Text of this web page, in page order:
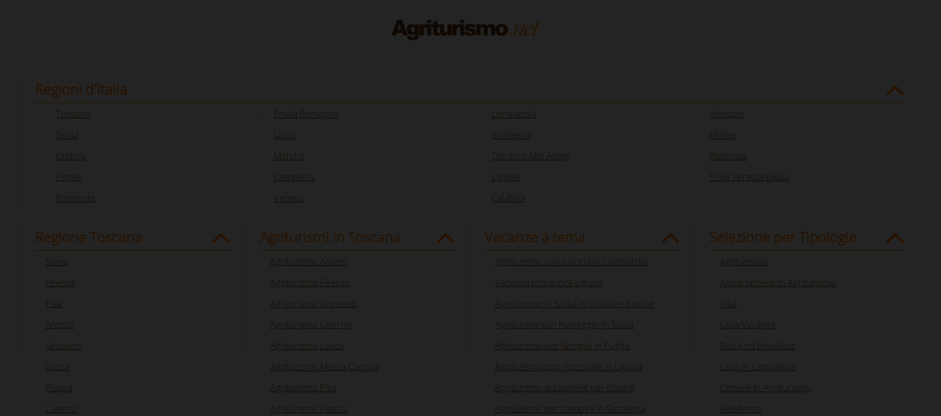
Regioni d'Italia
Toscana
Sicilia
Umbria
Puglia
Piemonte
Emilia Romagna
Lazio
Marche
Campania
Veneto
Lombardia
Sardegna
Trentino Alto Adige
Liguria
Calabria
Abruzzo
Molise
Basilicata
Friuli Venezia Giulia
Regione Toscana
Siena
Firenze
Pisa
Arezzo
Grosseto
Lucca
Pistoia
Livorno
Agriturismi in Toscana
Agriturismo Arezzo
Agriturismo Firenze
Agriturismo Grosseto
Agriturismo Livorno
Agriturismo Lucca
Agriturismo Massa Carrara
Agriturismo Pisa
Agriturismo Pistoia
Vacanze a tema
Agriturismo con piscina in Lombardia
Vacanza romantica Liguria
Agriturismo in Sicilia in strutture tipiche
Agriturismi con maneggio in Sicilia
Agriturismo per famiglie in Puglia
Agriturismo con ristorante in Liguria
Agriturismo accessibile per disabili
Agriturismo per bambini in Sardegna
Selezione per Tipologie
Agriturismo
Appartamenti In Agriturismo
Villa
Casa Vacanze
Bed And Breakfast
Casa In Campagna
Camere In Agriturismo
Residence